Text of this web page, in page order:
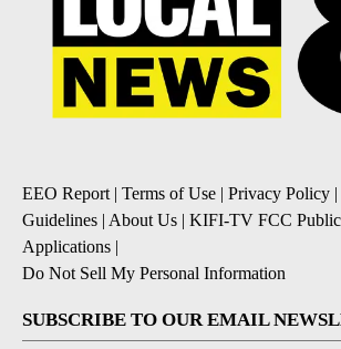
EEO Report | Terms of Use | Privacy Policy |
Guidelines | About Us | KIFI-TV FCC
Applications |
Do Not Sell My Personal Information
SUBSCRIBE TO OUR EMAIL